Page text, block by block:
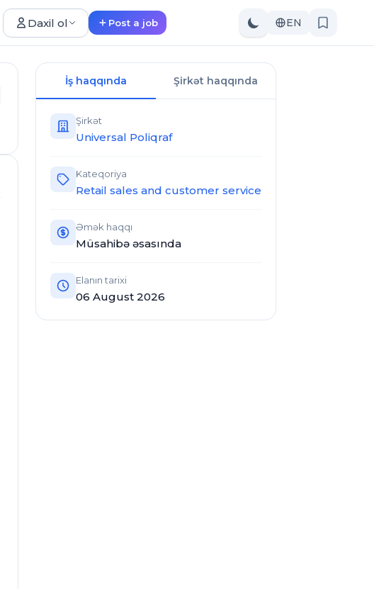
Daxil ol Post a job EN
İş haqqında Şirkət haqqında
Şirkət
Universal Poliqraf
Kateqoriya
Retail sales and customer service
Əmək haqqı
Müsahibə əsasında
Elanın tarixi
06 August 2026